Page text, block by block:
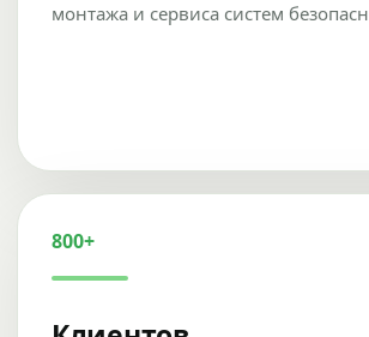
монтажа и сервиса систем
800+